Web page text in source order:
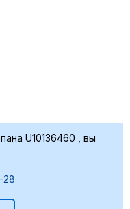
U10136460 , вы
28